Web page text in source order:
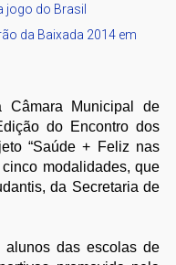
jogo do Brasil
da Baixada 2014 em
Municipal de
do Encontro dos
“Saúde + Feliz nas
modalidades, que
da Secretaria de
alunos das escolas de